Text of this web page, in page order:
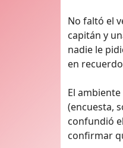
No faltó el
capitán y
nadie le
en
El
(encuesta,
confundió
confirmar